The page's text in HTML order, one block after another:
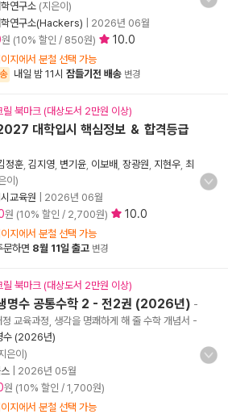
연구소 (지은이)
학연구소(Hackers)
2026년 06월
원 (10% 할인 / 850원) 10.0
지에서 분철 선택 가능
내일 밤 11시 잠들기전 배송 변경
릴 북마크 (대상도서 2만원 이상)
대학입시 핵심정보 ＆ 합격등급
정훈 김지영 변기윤 이보배 장광원 지현우 최
이)
교육원
2026년 06월
원 (10% 할인 / 2,700원) 10.0
지에서 분철 선택 가능
문하면 8월 11일 출고 변경
릴 북마크 (대상도서 2만원 이상)
명수 공통수학 2 - 전2권 (2026년) -
교육과정, 생각을 명쾌하게 해 줄 수학 개념서 -
수 (2026년)
은이)
2026년 05월
원 (10% 할인 / 1,700원)
지에서 분철 선택 가능